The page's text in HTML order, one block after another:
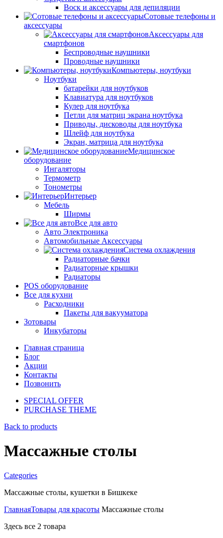
Воск и аксессуары для депиляции
Сотовые телефоны и
аксессуары
Аксессуары для
смартфонов
Беспроводные наушники
Проводные наушники
Компьютеры, ноутбуки
Ноутбуки
батарейки для ноутбуков
Клавиатура для ноутбуков
Кулер для ноутбука
Петли для матриц экрана ноутбука
Приводы, дисководы для ноутбука
Шлейф для ноутбука
Экран, матрица для ноутбука
Медицинское
оборудование
Ингаляторы
Термометр
Тонометры
Интерьер
Мебель
Ширмы
Все для авто
Авто Электроника
Автомобильные Аксессуары
Система охлаждения
Радиаторные бачки
Радиаторные крышки
Радиаторы
POS оборудование
Все для кухни
Расходники
Пакеты для вакууматора
Зотовары
Инкубаторы
Главная страница
Блог
Акции
Контакты
Позвонить
SPECIAL OFFER
PURCHASE THEME
Back to products
Массажные столы
Categories
Массажные столы, кушетки в Бишкеке
ГлавнаяТовары для красоты Массажные столы
Здесь все 2 товара